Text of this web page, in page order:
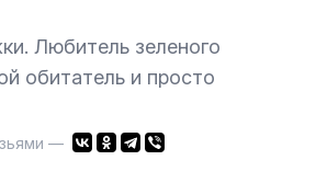
Любитель зеленого
обитатель и просто
—